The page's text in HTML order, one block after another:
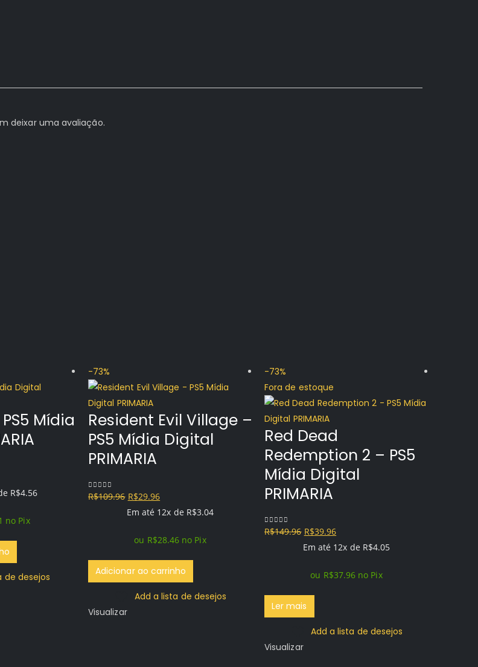
deixar uma avaliação.
Mídia
R$4.56
no Pix
de desejos
-73%
Resident Evil Village –
PS5 Mídia Digital
PRIMARIA
0out of 5
R$109.96 O
preço
era:
R$109.96.
R$29.96O
preço
é:
R$29.96.
Em até 12x de R$3.04
ou R$28.46 no Pix
Adicionar ao carrinho
Add a lista de desejos
Visualizar
-73%
Fora de estoque
Red Dead
Redemption 2 – PS5
Mídia Digital
PRIMARIA
0out of 5
R$149.96 O
preço
era:
R$149.96.
R$39.96O
preço
é:
Em até 12x de R$4.05
ou R$37.96 no Pix
Ler mais
Add a lista de desejos
Visualizar